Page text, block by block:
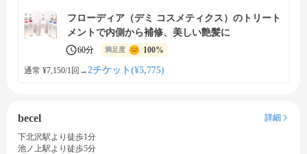
フローディア（デミ コスメティクス）のトリート
メントで内側から補修、美しい艶髪に
60分 満足度 100%
通常 ¥7,150/1回 →2チケット(¥5,775)
becel
詳細
下北沢駅より徒歩1分
池ノ上駅より徒歩5分